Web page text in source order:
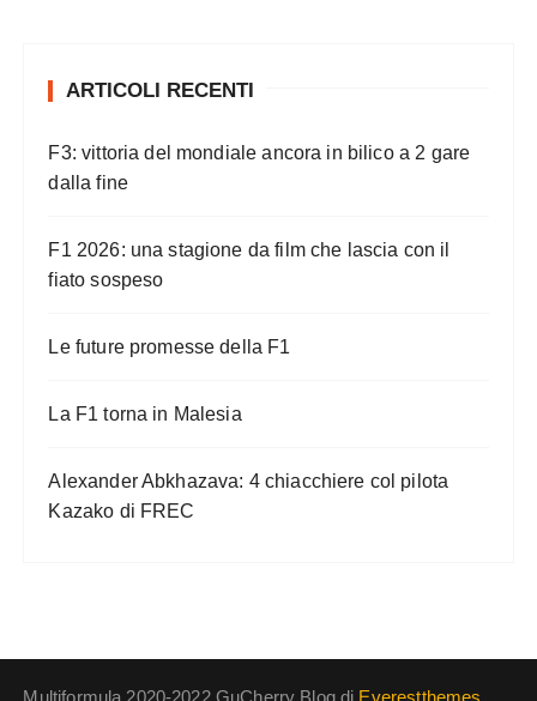
ARTICOLI RECENTI
F3: vittoria del mondiale ancora in bilico a 2 gare
dalla fine
F1 2026: una stagione da film che lascia con il
fiato sospeso
Le future promesse della F1
La F1 torna in Malesia
Alexander Abkhazava: 4 chiacchiere col pilota
Kazako di FREC
Multiformula 2020-2022 GuCherry Blog di Everestthemes